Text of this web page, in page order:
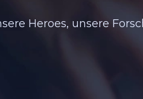
Heroes, unsere